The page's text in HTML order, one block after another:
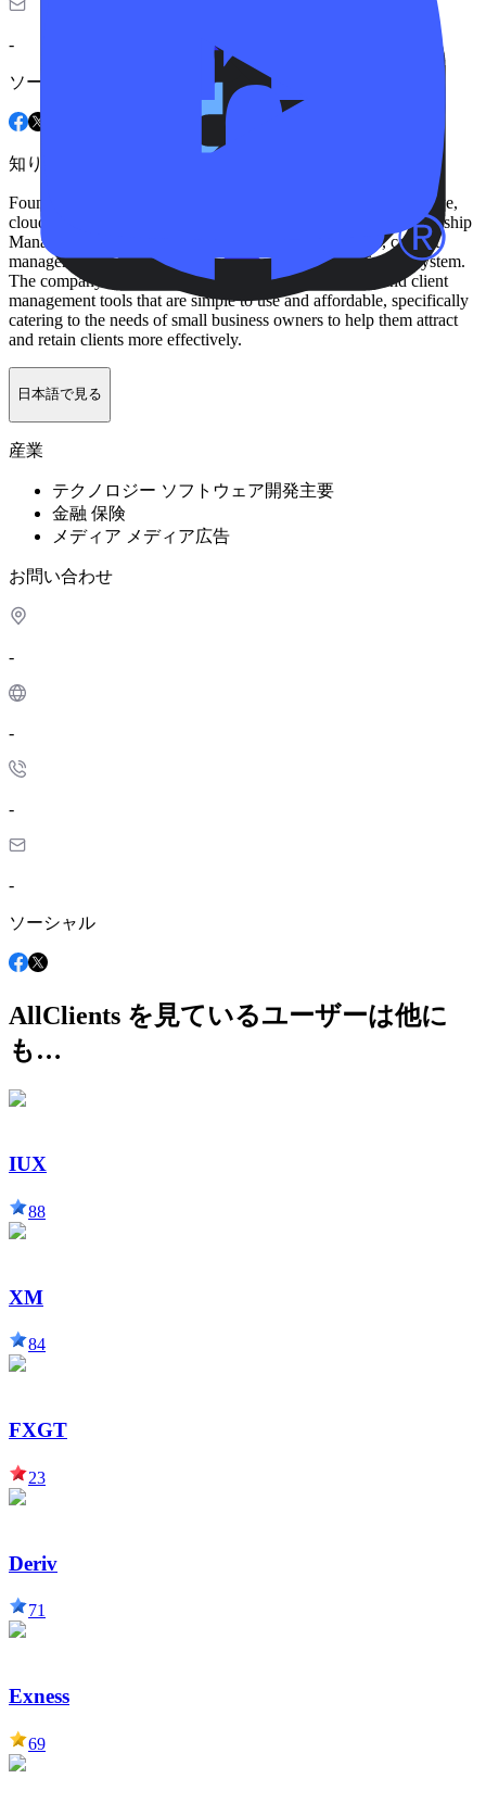
-
ソーシャル
知り合う AllClients
Founded in 2004, AllClients.com, Inc. provides a comprehensive,
cloud-based software solution that combines Customer Relationship
Management (CRM), email marketing, autoresponders, contact
management, and landing pages into a single, user-friendly system.
The company's mission is to offer powerful marketing and client
management tools that are simple to use and affordable, specifically
catering to the needs of small business owners to help them attract
and retain clients more effectively.
日本語で見る
産業
テクノロジー ソフトウェア開発主要
金融 保険
メディア メディア広告
お問い合わせ
-
-
-
-
ソーシャル
AllClients を見ているユーザーは他に
も…
IUX
88
XM
84
FXGT
23
Deriv
71
Exness
69